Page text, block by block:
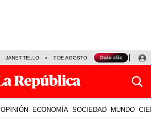
JANET TELLO 7 DE AGOSTO TINKA RESULTADOS
OPINIÓN ECONOMÍA SOCIEDAD MUNDO